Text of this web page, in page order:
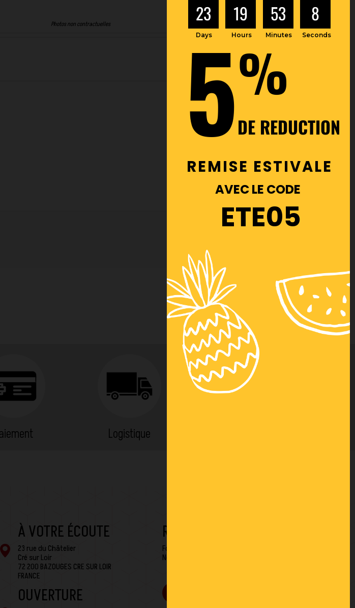
Photos non contractuelles
Logistique
À VOTRE ÉCOUTE
23 rue du Châtelier
Cré sur Loir
72 200 BAZOUGES CRE SUR LOIR
FRANCE
OUVERTURE
RESTONS EN CONTACT
Formulaire de contact
Newsletter
5%
DE REDUCTION
REMISE ESTIVALE
AVEC LE CODE
ETE05
23 19 53 7
Days Hours Minutes Seconds